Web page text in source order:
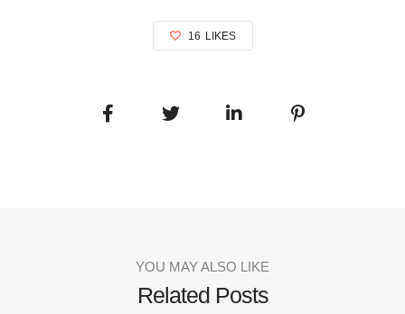
16 LIKES
YOU MAY ALSO LIKE
Related Posts